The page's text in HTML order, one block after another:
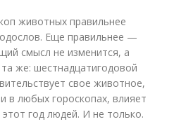
животных правильнее
Еще правильнее —
смысл не изменится, а
же: шестнадцатигодовой
свое животное,
в любых гороскопах, влияет
год людей. И не только.